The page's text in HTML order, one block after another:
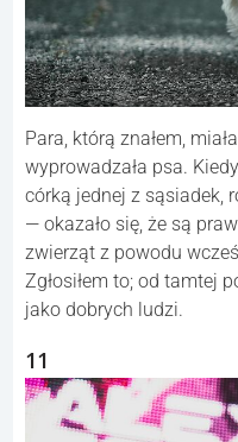
Para, którą znałem,
wyprowadzała psa.
córką jednej z sąsiadek,
— okazało się, że są
zwierząt z powodu
Zgłosiłem to; od tamtej
jako dobrych ludzi.
11